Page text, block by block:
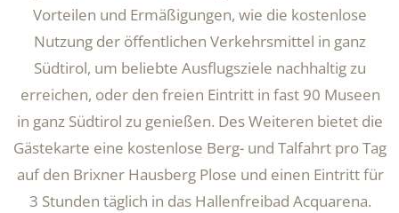
Vorteilen und Ermäßigungen, wie die kostenlose
Nutzung der öffentlichen Verkehrsmittel in ganz
Südtirol, um beliebte Ausflugsziele nachhaltig zu
erreichen, oder den freien Eintritt in fast 90 Museen
in ganz Südtirol zu genießen. Des Weiteren bietet die
Gästekarte eine kostenlose Berg- und Talfahrt pro Tag
auf den Brixner Hausberg Plose und einen Eintritt für
3 Stunden täglich in das Hallenfreibad Acquarena.